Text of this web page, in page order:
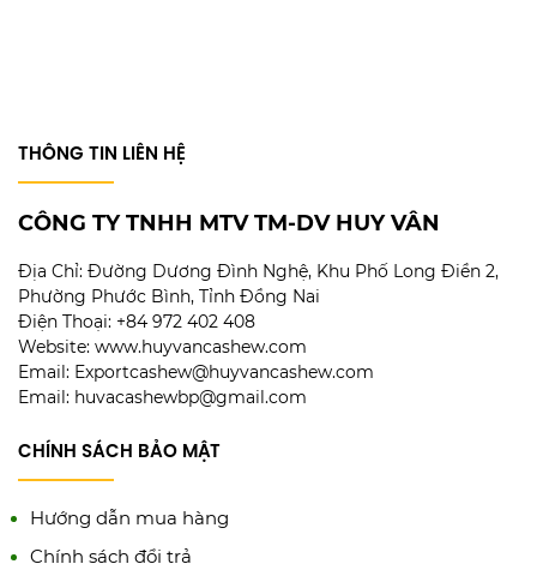
THÔNG TIN LIÊN HỆ
CÔNG TY TNHH MTV TM-DV HUY VÂN
Địa Chỉ: Đường Dương Đình Nghệ, Khu Phố Long Điền 2,
Phường Phước Bình, Tỉnh Đồng Nai
Điện Thoại: +84 972 402 408
Website: www.huyvancashew.com
Email: Exportcashew@huyvancashew.com
Email: huvacashewbp@gmail.com
CHÍNH SÁCH BẢO MẬT
Hướng dẫn mua hàng
Chính sách đổi trả